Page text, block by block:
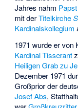
Jahres nahm Papst
mit derTitelkirche
Kardinalskollegium
1971 wurde er von
Kardinal Tisserant
Heiligen Grab zu
Dezember 1971
Großprior der
Josef Abs,